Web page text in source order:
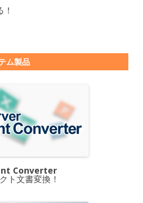
ム製品
Converter
ト文書変換！